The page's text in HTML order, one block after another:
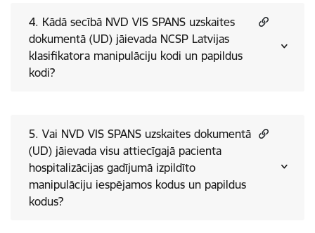
4. Kādā secībā NVD VIS SPANS uzskaites
dokumentā (UD) jāievada NCSP Latvijas
klasifikatora manipulāciju kodi un papildus
kodi?
5. Vai NVD VIS SPANS uzskaites dokumentā
(UD) jāievada visu attiecīgajā pacienta
hospitalizācijas gadījumā izpildīto
manipulāciju iespējamos kodus un papildus
kodus?